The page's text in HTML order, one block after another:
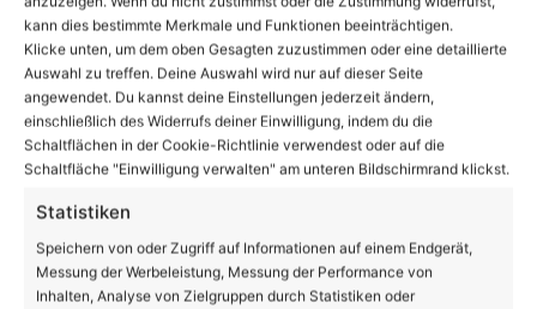
kann dies bestimmte Merkmale und Funktionen beeinträchtigen.
Klicke unten, um dem oben Gesagten zuzustimmen oder eine detaillierte
Auswahl zu treffen. Deine Auswahl wird nur auf dieser Seite
angewendet. Du kannst deine Einstellungen jederzeit ändern,
einschließlich des Widerrufs deiner Einwilligung, indem du die
Schaltflächen in der Cookie-Richtlinie verwendest oder auf die
Schaltfläche "Einwilligung verwalten" am unteren Bildschirmrand klickst.
Statistiken
Speichern von oder Zugriff auf Informationen auf einem Endgerät,
Messung der Werbeleistung, Messung der Performance von
Inhalten, Analyse von Zielgruppen durch Statistiken oder
FacebookX LinkedIn WhatsAppTelegram
Enthält Werbung